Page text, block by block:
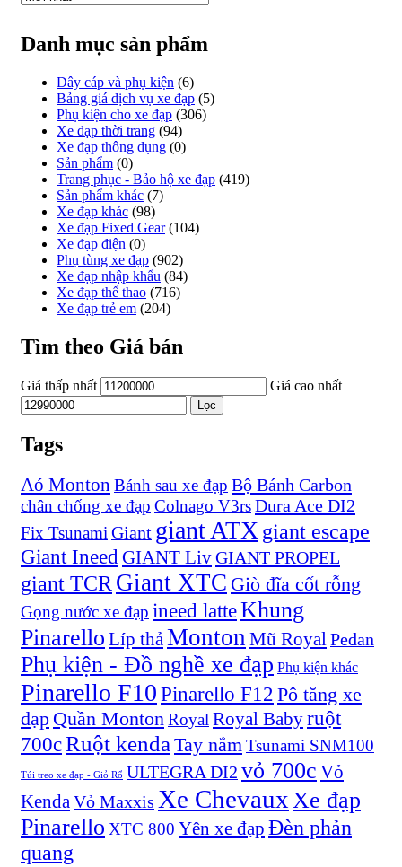
Danh mục sản phẩm
Dây cáp và phụ kiện (6)
Bảng giá dịch vụ xe đạp (5)
Phụ kiện cho xe đạp (306)
Xe đạp thời trang (94)
Xe đạp thông dụng (0)
Sản phẩm (0)
Trang phục - Bảo hộ xe đạp (419)
Sản phẩm khác (7)
Xe đạp khác (98)
Xe đạp Fixed Gear (104)
Xe đạp điện (0)
Phụ tùng xe đạp (902)
Xe đạp nhập khẩu (84)
Xe đạp thể thao (716)
Xe đạp trẻ em (204)
Tìm theo Giá bán
Giá thấp nhất Giá cao nhất
Lọc
Tags
Aó Monton Bánh sau xe đạp Bộ Bánh Carbon
chân chống xe đạp Colnago V3rsDura Ace DI2
Fix Tsunami Giant giant ATX giant escape
Giant Ineed GIANT LivGIANT PROPEL
giant TCR Giant XTC Giò đĩa cốt rỗng
Gọng nước xe đạp ineed latteKhung
Pinarello Líp thả Monton Mũ Royal Pedan
Phụ kiện - Đồ nghề xe đạp Phụ kiện khác
Pinarello F10Pinarello F12 Pô tăng xe
đạp Quần Monton Royal Royal Babyruột
700cRuột kenda Tay nắm Tsunami SNM100
Túi treo xe đạp - Giỏ Rổ ULTEGRA DI2 vỏ 700c Vỏ
Kenda Vỏ Maxxis Xe Chevaux Xe đạp
Pinarello XTC 800 Yên xe đạp Đèn phản
quang